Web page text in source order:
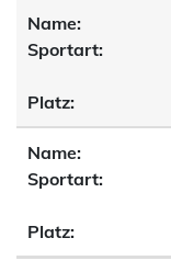
Name:
Sportart:
Platz:
Name:
Sportart:
Platz: